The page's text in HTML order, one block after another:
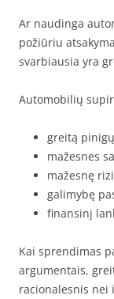
Ar naudinga
požiūriu
svarbiausia yra
Automobilių
greitą
mažesnes
mažesnę
galimybę
finansinį
Kai sprendimas
argumentais,
racionalesnis nei